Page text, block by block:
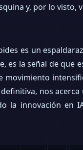
y, por lo visto,
es un
es la señal de que
nos
la innovación en